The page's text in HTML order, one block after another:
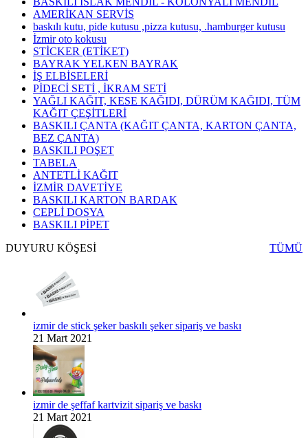
AMERİKAN SERVİS
baskılı kutu, pide kutusu ,pizza kutusu, .hamburger kutusu
İzmir oto kokusu
STİCKER (ETİKET)
BAYRAK YELKEN BAYRAK
İŞ ELBİSELERİ
PİDECİ SETİ , İKRAM SETİ
YAĞLI KAĞIT, KESE KAĞIDI, DÜRÜM KAĞIDI, TÜM
KAĞIT ÇEŞİTLERİ
BASKILI ÇANTA (KAĞIT ÇANTA, KARTON ÇANTA,
BEZ ÇANTA)
BASKILI POŞET
TABELA
ANTETLİ KAĞIT
İZMİR DAVETİYE
BASKILI KARTON BARDAK
CEPLİ DOSYA
BASKILI PİPET
DUYURU KÖŞESİ
TÜMÜ
izmir de stick şeker baskılı şeker sipariş ve baskı
21 Mart 2021
izmir de şeffaf kartvizit sipariş ve baskı
21 Mart 2021